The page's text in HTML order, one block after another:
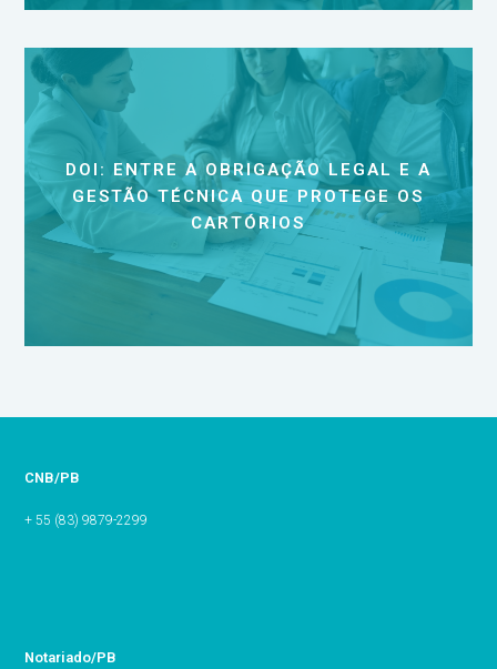
DOI: ENTRE A OBRIGAÇÃO LEGAL E A
GESTÃO TÉCNICA QUE PROTEGE OS
CARTÓRIOS
CNB/PB
+ 55 (83) 9879-2299
Notariado/PB